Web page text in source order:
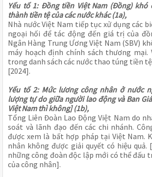
Yếu tố 1: Đồng tiền Việt Nam (Đồng) khó
thành tiền tệ của các nước khác (1a),
Nhà nước Việt Nam tiếp tục xử dụng các
ngoại hối để tác động đến giá trị của
Ngân Hàng Trung Ương Việt Nam (SBV)
máy hoạch định chính sách thương mại.
trong danh sách các nước thao túng tiền
[2024].
Yếu tố 2: Mức lương công nhân ở nước
lượng tự do giữa người lao động và Ban
Việt Nam thì không] (1b),
Tổng Liên Đoàn Lao Động Việt Nam do
soát và lãnh đạo đến các chi nhánh.
được xem là bất hợp pháp tại Việt Nam.
nhân không được giải quyết có hiệu quả.
những công đoàn độc lập mới có thể đấu
của công nhân].